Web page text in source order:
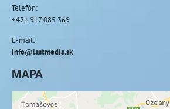
Telefón:
+421 917 085 369
E-mail:
info@lastmedia.sk
MAPA